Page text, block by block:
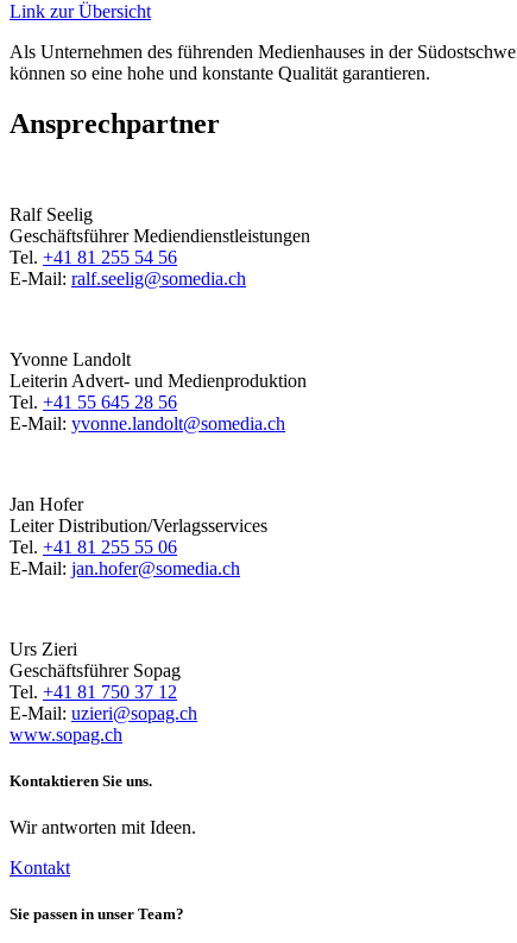
Link zur Übersicht
Als Unternehmen des führenden Medienhauses in der
können so eine hohe und konstante Qualität garantieren.
Ansprechpartner
Ralf Seelig
Geschäftsführer Mediendienstleistungen
Tel. +41 81 255 54 56
E-Mail: ralf.seelig@somedia.ch
Yvonne Landolt
Leiterin Advert- und Medienproduktion
Tel. +41 55 645 28 56
E-Mail: yvonne.landolt@somedia.ch
Jan Hofer
Leiter Distribution/Verlagsservices
Tel. +41 81 255 55 06
E-Mail: jan.hofer@somedia.ch
Urs Zieri
Geschäftsführer Sopag
Tel. +41 81 750 37 12
E-Mail: uzieri@sopag.ch
www.sopag.ch
Kontaktieren Sie uns.
Wir antworten mit Ideen.
Kontakt
Sie passen in unser Team?